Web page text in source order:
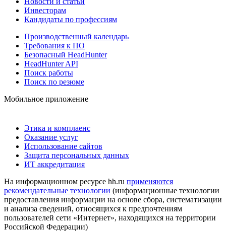
Инвесторам
Кандидаты по профессиям
Производственный календарь
Требования к ПО
Безопасный HeadHunter
HeadHunter API
Поиск работы
Поиск по резюме
Мобильное приложение
Этика и комплаенс
Оказание услуг
Использование сайтов
Защита персональных данных
ИТ аккредитация
На информационном ресурсе hh.ru применяются
рекомендательные технологии (информационные технологии
предоставления информации на основе сбора, систематизации
и анализа сведений, относящихся к предпочтениям
пользователей сети «Интернет», находящихся на территории
Российской Федерации)